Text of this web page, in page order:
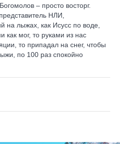
– просто восторг.
НЛИ,
на лыжах, как Исусс по воде,
мог, то руками из нас
то припадал на снег, чтобы
по 100 раз спокойно